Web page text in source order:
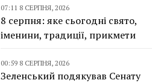
07:11 8 СЕРПНЯ, 2026
8 серпня: яке сьогодні свято,
іменини, традиції, прикмети
00:59 8 СЕРПНЯ, 2026
Зеленський подякував Сенату